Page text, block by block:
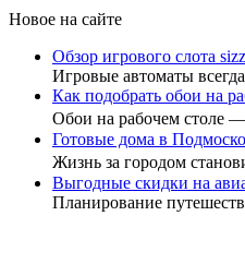
Новое на сайте
Обзор игрового слота
Игровые автоматы
Как подобрать обои на
Обои на рабочем столе
Готовые дома в
Жизнь за городом
Выгодные скидки на
Планирование